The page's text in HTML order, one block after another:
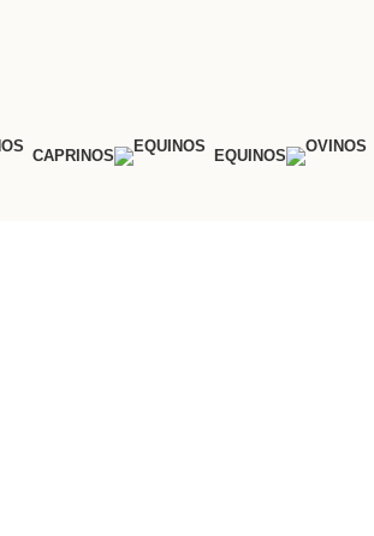
CAPRINOS EQUINOS